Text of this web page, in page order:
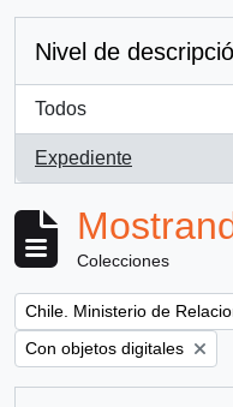
Nivel de
Todos
Expediente
, 1 resultados
Colecciones
Remove filter:
Chile. Ministerio de
Remove filter:
Con objetos digitales